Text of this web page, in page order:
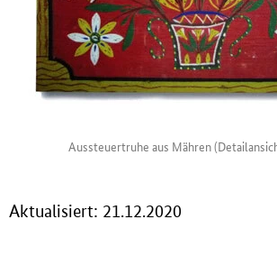
Aussteuertruhe aus Mähren
Aktualisiert: 21.12.2020